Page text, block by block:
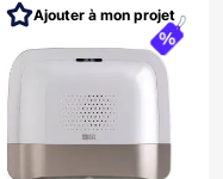
Ajouter à mon projet